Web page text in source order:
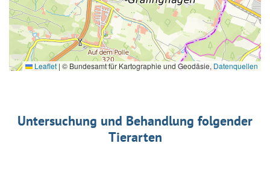
Leaflet | © Bundesamt für Kartographie und Geodäsie, Datenquellen
Untersuchung und Behandlung folgender
Tierarten